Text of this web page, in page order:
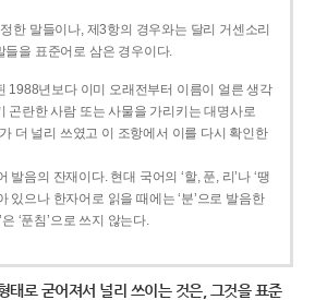
한 말들이나, 제3항의 경우와는 달리 거센소리
들을 표준어로 삼은 경우이다.
1988년보다 이미 오래전부터 이름이 얼른 생각
곤란한 사람 또는 사물을 가리키는 대명사로
가 더 널리 쓰였고 이 조항에서 이를 다시 확인한
발음의 잔재이다. 현대 국어의 ‘할, 푼, 리’나 ‘땡
있으나 한자어로 읽을 때에는 ‘분’으로 발음한
‘푼침’으로 쓰지 않는다.
태로 굳어져서 널리 쓰이는 것은, 그것을 표준